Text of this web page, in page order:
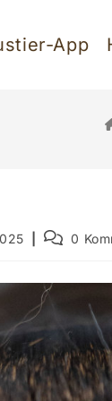
App
Beitrags-
0